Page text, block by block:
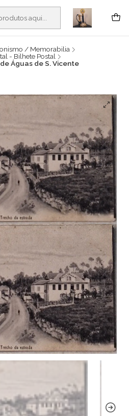
e antiguidades em Viana do
Ler mais
/ Memorabilia
- Bilhete Postal
Águas de S. Vicente